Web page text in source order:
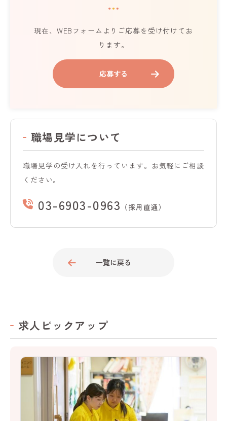
現在、WEBフォームよりご応募を受け付けてお
ります。
応募する
職場見学について
職場見学の受け入れを行っています。お気軽にご相談
ください。
03-6903-0963 （採用直通）
一覧に戻る
求人ピックアップ